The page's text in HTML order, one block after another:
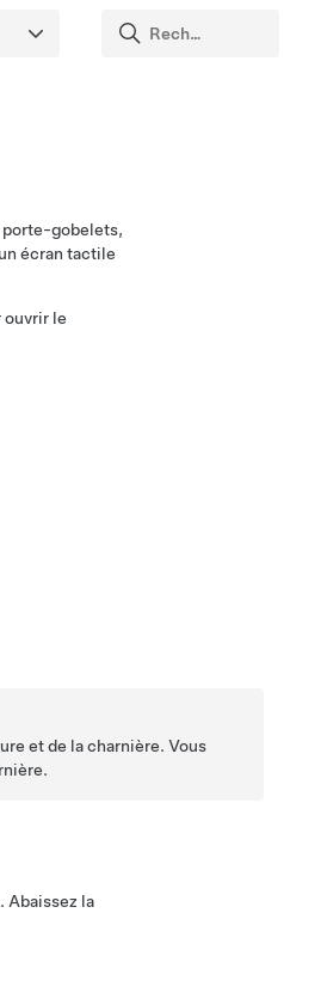
porte-gobelets,
écran tactile
ouvrir le
et de la charnière. Vous
Abaissez la